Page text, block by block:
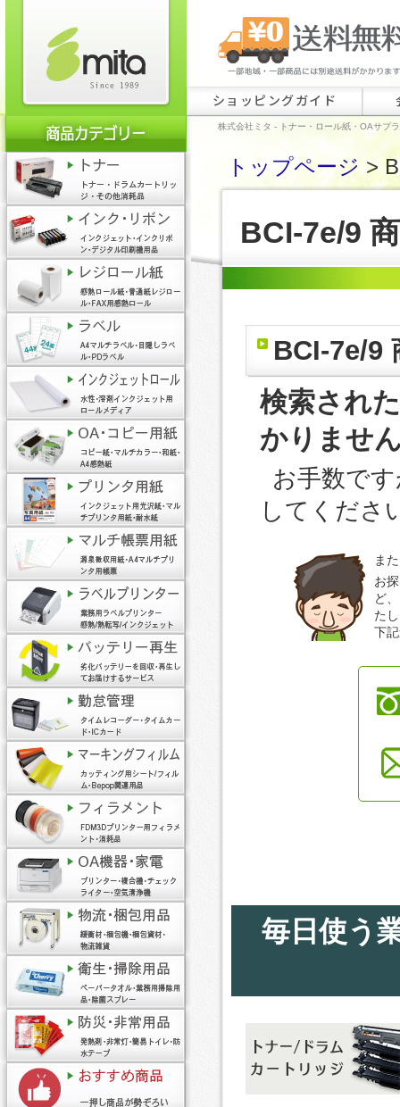
ショッピングガイド
株式会社ミタ - トナー・ロール紙・OAサプ
トップページ>
BCI-7e/9
BCI-7e/9
検索され
かりませ
お手数で
してくださ
ま
お
ど
た
下
毎日使う